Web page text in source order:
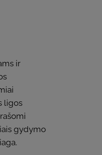
ir
ligos
gydymo